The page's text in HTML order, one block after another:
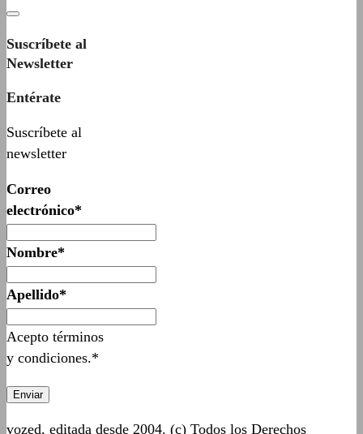
Suscríbete al
Newsletter
Entérate
Suscríbete al
newsletter
Correo
electrónico*
Nombre*
Apellido*
Acepto términos
y condiciones.*
vozed, editada desde 2004. (c) Todos los Derechos